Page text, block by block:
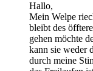
Hallo,
Mein Welpe
bleibt des
gehen möchte
kann sie weder
durch meine